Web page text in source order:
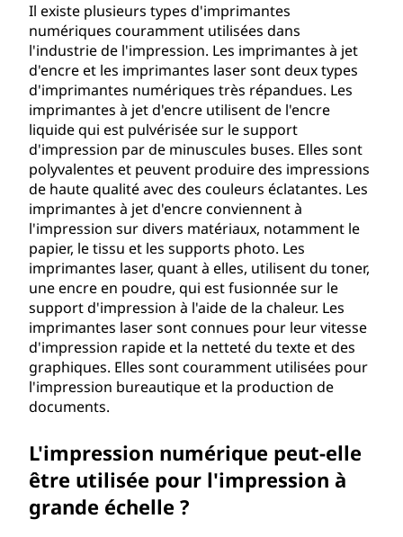
Il existe plusieurs types d'imprimantes
numériques couramment utilisées dans
l'industrie de l'impression. Les imprimantes à jet
d'encre et les imprimantes laser sont deux types
d'imprimantes numériques très répandues. Les
imprimantes à jet d'encre utilisent de l'encre
liquide qui est pulvérisée sur le support
d'impression par de minuscules buses. Elles sont
polyvalentes et peuvent produire des impressions
de haute qualité avec des couleurs éclatantes. Les
imprimantes à jet d'encre conviennent à
l'impression sur divers matériaux, notamment le
papier, le tissu et les supports photo. Les
imprimantes laser, quant à elles, utilisent du toner,
une encre en poudre, qui est fusionnée sur le
support d'impression à l'aide de la chaleur. Les
imprimantes laser sont connues pour leur vitesse
d'impression rapide et la netteté du texte et des
graphiques. Elles sont couramment utilisées pour
l'impression bureautique et la production de
documents.
L'impression numérique peut-elle
être utilisée pour l'impression à
grande échelle ?